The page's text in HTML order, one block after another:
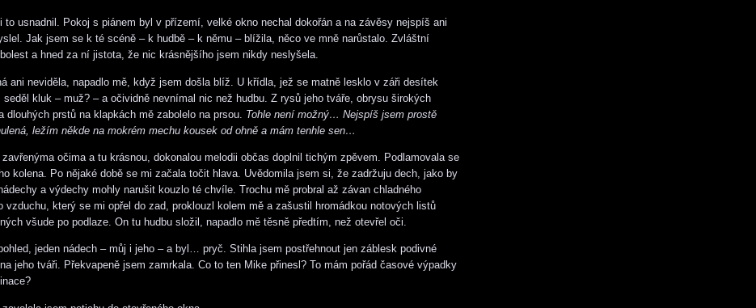
to usnadnil. Pokoj s piánem byl v přízemí, velké okno nechal dokořán a na závěsy nejspíš ani
Jak jsem se k té scéně – k hudbě – k němu – blížila, něco ve mně narůstalo. Zvláštní
a hned za ní jistota, že nic krásnějšího jsem nikdy neslyšela.
ani neviděla, napadlo mě, když jsem došla blíž. U křídla, jež se matně lesklo v záři desítek
kluk – muž? – a očividně nevnímal nic než hudbu. Z rysů jeho tváře, obrysu širokých
dlouhých prstů na klapkách mě zabolelo na prsou. Tohle není možný… Nejspíš jsem prostě
ležím někde na mokrém mechu kousek od ohně a mám tenhle sen…
zavřenýma očima a tu krásnou, dokonalou melodii občas doplnil tichým zpěvem. Podlamovala se
kolena. Po nějaké době se mi začala točit hlava. Uvědomila jsem si, že zadržuju dech, jako by
a výdechy mohly narušit kouzlo té chvíle. Trochu mě probral až závan chladného
vzduchu, který se mi opřel do zad, proklouzl kolem mě a zašustil hromádkou notových listů
všude po podlaze. On tu hudbu složil, napadlo mě těsně předtím, než otevřel oči.
jeden nádech – můj i jeho – a byl… pryč. Stihla jsem postřehnout jen záblesk podivné
jeho tváři. Překvapeně jsem zamrkala. Co to ten Mike přinesl? To mám pořád časové výpadky